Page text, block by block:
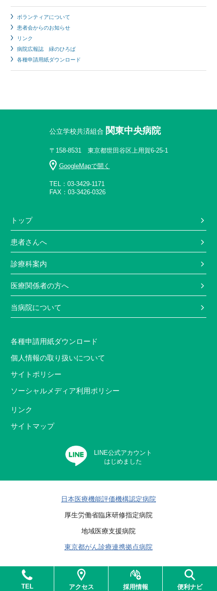
TEL アクセス 採用情報 便利ナビ
ボランティアについて
患者会からのお知らせ
リンク
病院広報誌 緑のひろば
各種申請用紙ダウンロード
公立学校共済組合 関東中央病院
〒158-8531 東京都世田谷区上用賀6-25-1
GoogleMapで開く
TEL：03-3429-1171
FAX：03-3426-0326
トップ
患者さんへ
診療科案内
医療関係者の方へ
当病院について
各種申請用紙ダウンロード
個人情報の取り扱いについて
サイトポリシー
ソーシャルメディア利用ポリシー
リンク
サイトマップ
LINE公式アカウント
はじめました
日本医療機能評価機構認定病院
厚生労働省臨床研修指定病院
地域医療支援病院
東京都がん診療連携拠点病院
Copyright © Kanto Central Hospital of the Mutual Aid Association of
Public School Teachers All rights reserved.